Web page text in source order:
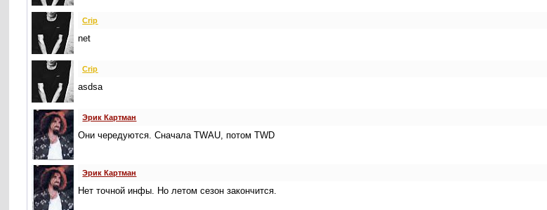
Crip
net
Crip
asdsa
Эрик Картман
Они чередуются. Сначала TWAU, потом TWD
Эрик Картман
Нет точной инфы. Но летом сезон закончится.